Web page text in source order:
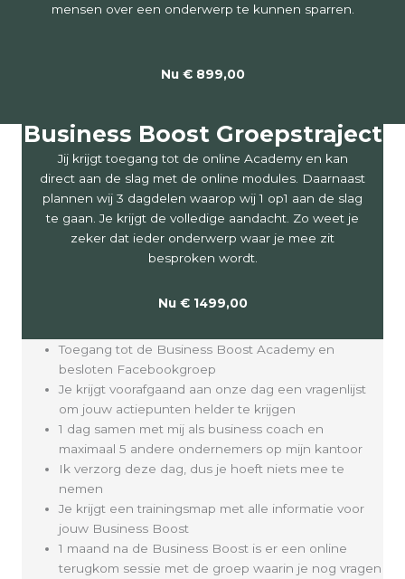
mensen over een onderwerp te kunnen sparren.
Nu € 899,00
Business Boost Groepstraject
Jij krijgt toegang tot de online Academy en kan
direct aan de slag met de online modules. Daarnaast
plannen wij 3 dagdelen waarop wij 1 op1 aan de slag
te gaan. Je krijgt de volledige aandacht. Zo weet je
zeker dat ieder onderwerp waar je mee zit
besproken wordt.
Nu € 1499,00
Toegang tot de Business Boost Academy en
besloten Facebookgroep
Je krijgt voorafgaand aan onze dag een vragenlijst
om jouw actiepunten helder te krijgen
1 dag samen met mij als business coach en
maximaal 5 andere ondernemers op mijn kantoor
Ik verzorg deze dag, dus je hoeft niets mee te
nemen
Je krijgt een trainingsmap met alle informatie voor
jouw Business Boost
1 maand na de Business Boost is er een online
terugkom sessie met de groep waarin je nog vragen